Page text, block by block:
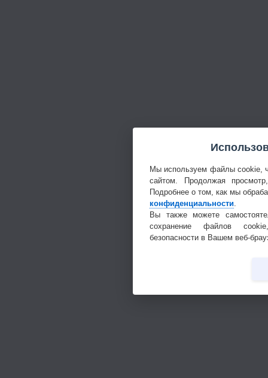
Мы используем файлы cookie,
сайтом. Продолжая
Подробнее о том, как мы
конфиденциальности
Вы также можете
сохранение файлов
безопасности в Вашем веб-